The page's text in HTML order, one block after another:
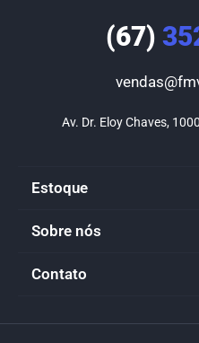
(67)
Av. Dr. Eloy Chaves,
Estoque
Sobre nós
Contato